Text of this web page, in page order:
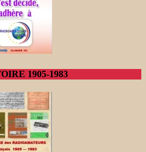
1905-1983